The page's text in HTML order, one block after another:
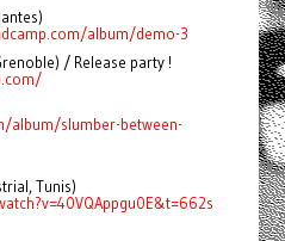
album/demo-3
/ Release party !
album/slumber-between-
Tunis)